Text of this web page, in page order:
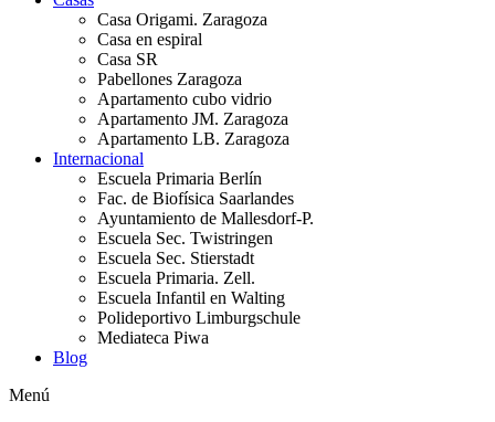
Casa Origami. Zaragoza
Casa en espiral
Casa SR
Pabellones Zaragoza
Apartamento cubo vidrio
Apartamento JM. Zaragoza
Apartamento LB. Zaragoza
Internacional
Escuela Primaria Berlín
Fac. de Biofísica Saarlandes
Ayuntamiento de Mallesdorf-P.
Escuela Sec. Twistringen
Escuela Sec. Stierstadt
Escuela Primaria. Zell.
Escuela Infantil en Walting
Polideportivo Limburgschule
Mediateca Piwa
Blog
Menú